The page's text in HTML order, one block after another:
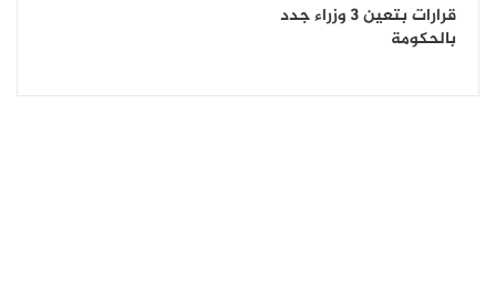
قرارات بتعين 3 وزراء جدد
بالحكومة